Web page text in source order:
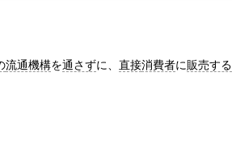
流通機構を通さずに、直接消費者に販売する